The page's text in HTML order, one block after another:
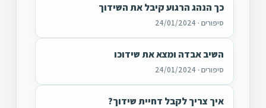
כך הנהג הרגוע קיבל את השידוך
סיפורים · 24/01/2024
השיב אבדה ומצא את שידוכו
סיפורים · 24/01/2024
איך צריך לקבל דחיית שידוך?